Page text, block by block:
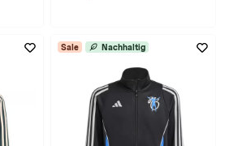
Sale Nachhaltig